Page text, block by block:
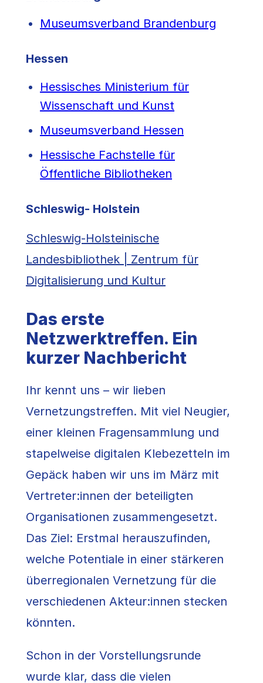
Museumsverband Brandenburg
Hessen
Hessisches Ministerium für
Wissenschaft und Kunst
Museumsverband Hessen
Hessische Fachstelle für
Öffentliche Bibliotheken
Schleswig- Holstein
Schleswig-Holsteinische
Landesbibliothek | Zentrum für
Digitalisierung und Kultur
Das erste
Netzwerktreffen. Ein
kurzer Nachbericht
Ihr kennt uns – wir lieben
Vernetzungstreffen. Mit viel Neugier,
einer kleinen Fragensammlung und
stapelweise digitalen Klebezetteln im
Gepäck haben wir uns im März mit
Vertreter:innen der beteiligten
Organisationen zusammengesetzt.
Das Ziel: Erstmal herauszufinden,
welche Potentiale in einer stärkeren
überregionalen Vernetzung für die
verschiedenen Akteur:innen stecken
könnten.
Schon in der Vorstellungsrunde
wurde klar, dass die vielen